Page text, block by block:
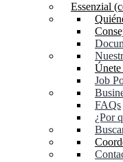
Essenzial
Únete
Job
FAQs
¿Por